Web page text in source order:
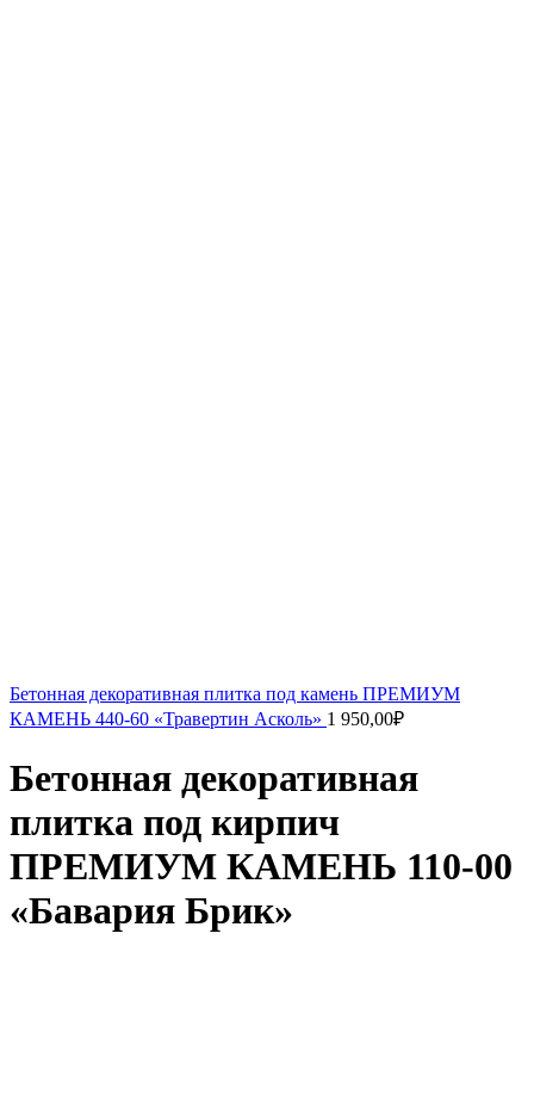
Бетонная декоративная плитка под камень ПРЕМИУМ
КАМЕНЬ 440-60 «Травертин Асколь» 1 950,00₽
Бетонная декоративная
плитка под кирпич
ПРЕМИУМ КАМЕНЬ 110-00
«Бавария Брик»